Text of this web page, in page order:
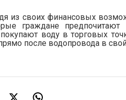
из своих финансовых
граждане предпочитают
воду в торговых
после водопровода в